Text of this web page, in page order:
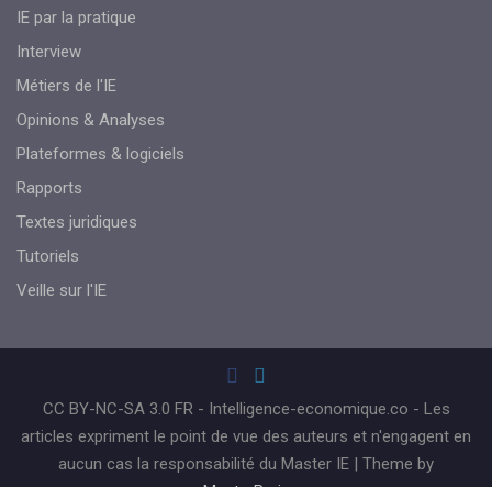
IE par la pratique
Interview
Métiers de l'IE
Opinions & Analyses
Plateformes & logiciels
Rapports
Textes juridiques
Tutoriels
Veille sur l'IE
CC BY-NC-SA 3.0 FR - Intelligence-economique.co - Les
articles expriment le point de vue des auteurs et n'engagent en
aucun cas la responsabilité du Master IE | Theme by